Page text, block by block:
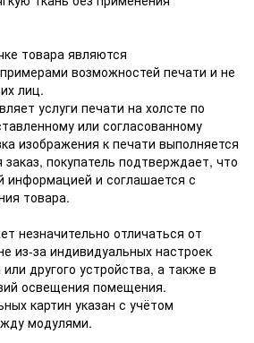
товара являются
возможностей печати и не
лиц.
услуги печати на холсте по
или согласованному
изображения к печати выполняется
покупатель подтверждает, что
информацией и соглашается с
товара.
незначительно отличаться от
из-за индивидуальных настроек
другого устройства, а также в
освещения помещения.
картин указан с учётом
модулями.